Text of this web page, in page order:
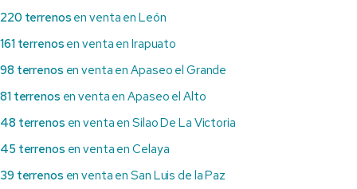
220 terrenos en venta en León
161 terrenos en venta en Irapuato
98 terrenos en venta en Apaseo el Grande
81 terrenos en venta en Apaseo el Alto
48 terrenos en venta en Silao De La Victoria
45 terrenos en venta en Celaya
39 terrenos en venta en San Luis de la Paz